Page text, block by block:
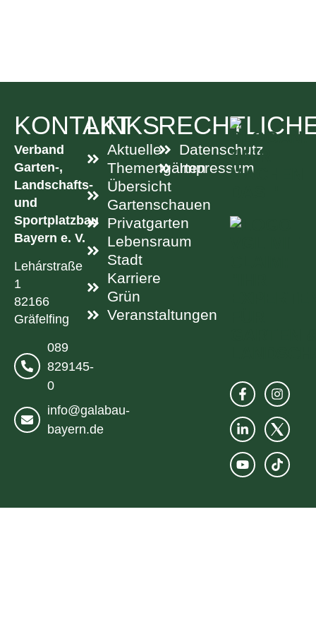
KONTAKT
Verband
Garten-,
Landschafts-
und
Sportplatzbau
Bayern e. V.
Lehárstraße
1
82166
Gräfelfing
089
829145-
0
info@galabau-
bayern.de
LINKS
Aktuelle
Themengärten
Übersicht
Gartenschauen
Privatgarten
Lebensraum
Stadt
Karriere
Grün
Veranstaltungen
Datenschutz
Impressum